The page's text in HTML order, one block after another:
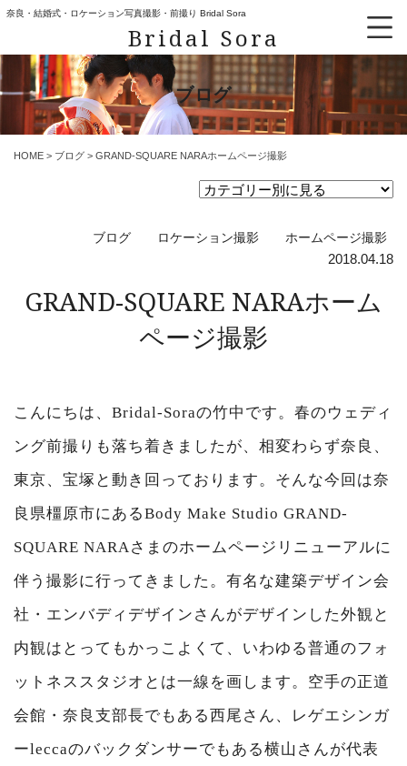
奈良・結婚式・ロケーション写真撮影・前撮り Bridal Sora
Bridal Sora
ブログ
HOME > ブログ > GRAND-SQUARE NARAホームページ撮影
ブログ ロケーション撮影 ホームページ撮影
2018.04.18
GRAND-SQUARE NARAホーム
ページ撮影
こんにちは、Bridal-Soraの竹中です。春のウェディ
ング前撮りも落ち着きましたが、相変わらず奈良、
東京、宝塚と動き回っております。そんな今回は奈
良県橿原市にあるBody Make Studio GRAND-
SQUARE NARAさまのホームページリニューアルに
伴う撮影に行ってきました。有名な建築デザイン会
社・エンバディデザインさんがデザインした外観と
内観はとってもかっこよくて、いわゆる普通のフォ
ットネススタジオとは一線を画します。空手の正道
会館・奈良支部長でもある西尾さん、レゲエシンガ
ーleccaのバックダンサーでもある横山さんが代表